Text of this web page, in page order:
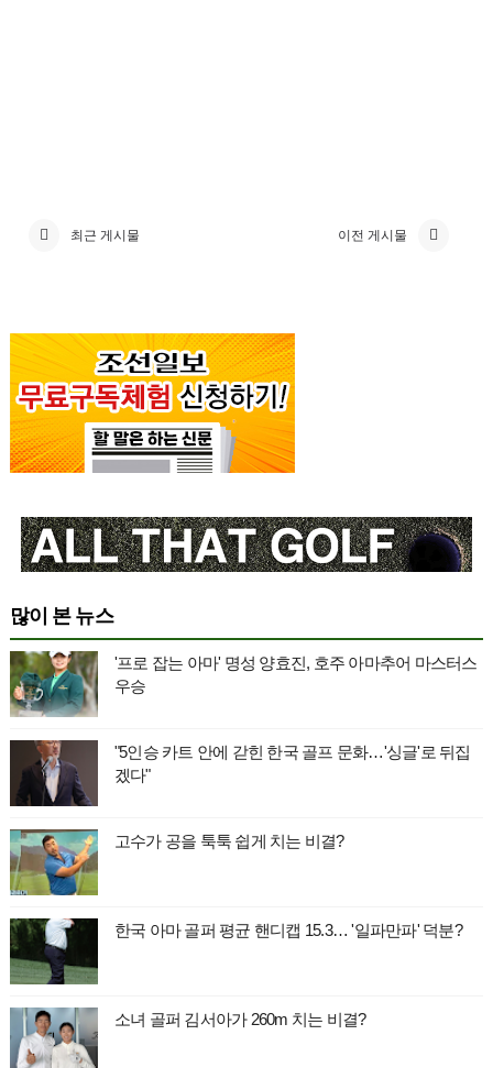
최근 게시물 이전 게시물
많이 본 뉴스
'프로 잡는 아마' 명성 양효진, 호주 아마추어 마스터스
우승
"5인승 카트 안에 갇힌 한국 골프 문화…'싱글'로 뒤집
겠다"
고수가 공을 툭툭 쉽게 치는 비결?
한국 아마 골퍼 평균 핸디캡 15.3… '일파만파' 덕분?
소녀 골퍼 김서아가 260m 치는 비결?